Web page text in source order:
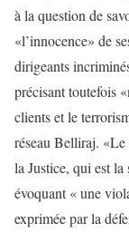
à la question de
«l’innocence» de
dirigeants
précisant toutefois
clients et le
réseau Belliraj.
la Justice, qui est
évoquant « une
exprimée par la